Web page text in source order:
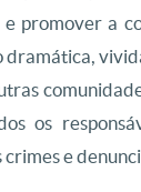
promover a
os
e